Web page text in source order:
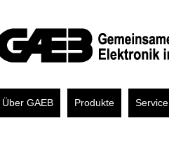
Über GAEB Produkte Service